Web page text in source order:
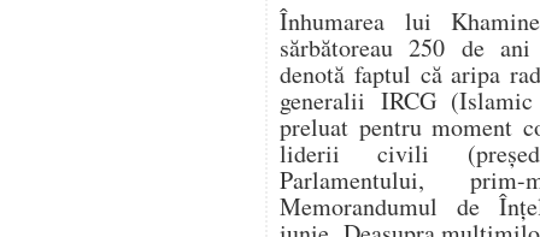
Înhumarea lui
sărbătoreau 250 de
denotă faptul că aripa
generalii IRCG
preluat pentru moment
liderii civili
Parlamentului,
Memorandumul de